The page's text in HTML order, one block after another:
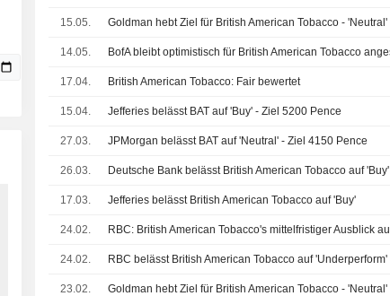
15.05. Goldman hebt Ziel für British American Tobacco - 'Neutral'
14.05.
17.04. British American Tobacco: Fair bewertet
15.04. Jefferies belässt BAT auf 'Buy' - Ziel 5200 Pence
27.03. JPMorgan belässt BAT auf 'Neutral' - Ziel 4150 Pence
26.03. Deutsche Bank belässt British American Tobacco auf 'Buy'
17.03. Jefferies belässt British American Tobacco auf 'Buy'
24.02.
24.02. RBC belässt British American Tobacco auf 'Underperform'
23.02. Goldman hebt Ziel für British American Tobacco - 'Neutral'